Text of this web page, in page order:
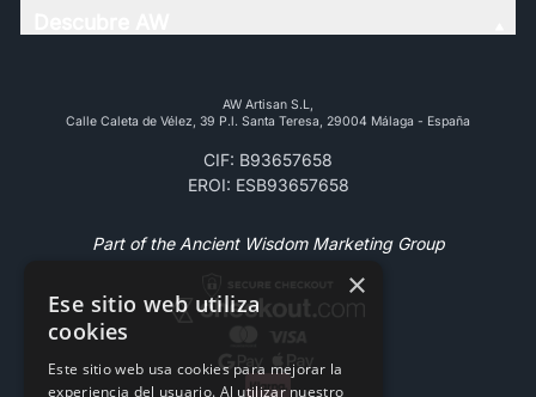
AW Artisan S.L,
Calle Caleta de Vélez, 39 P.l. Santa Teresa, 29004 Málaga - España
CIF: B93657658
EROI: ESB93657658
Part of the Ancient Wisdom Marketing Group
×
Ese sitio web utiliza
cookies
Este sitio web usa cookies para mejorar la
experiencia del usuario. Al utilizar nuestro